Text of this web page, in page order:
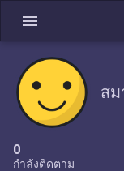
menu
สม
0
กำลังติดตาม